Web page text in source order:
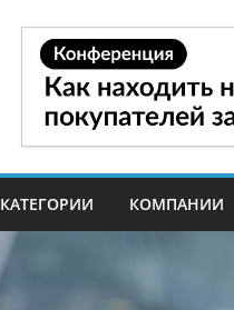
КАТЕГОРИИ КОМПАНИИ